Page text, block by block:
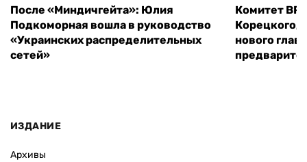
После «Миндичгейта»: Юлия
Подкоморная вошла в руководство
«Украинских распределительных
сетей»
Комитет ВР
Корецкого,
нового
ИЗДАНИЕ
Архивы